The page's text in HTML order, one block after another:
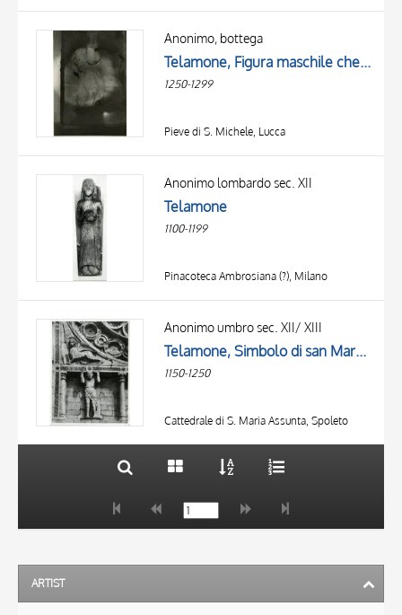
Anonimo, bottega
Telamone, Figura maschile che regge un leggio
1250-1299
Pieve di S. Michele, Lucca
Anonimo lombardo sec. XII
Telamone
1100-1199
Pinacoteca Ambrosiana (?), Milano
Anonimo umbro sec. XII/ XIII
Telamone, Simbolo di san Marco Evangelista: leone
1150-1250
Cattedrale di S. Maria Assunta, Spoleto
TITLE
AUTHOR
OBJECT
20 RESULTS
ARTIST